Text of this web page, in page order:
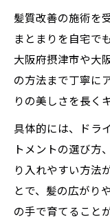
髪質改善の施術を
まとまりを自宅で
大阪府摂津市や大
の方法まで丁寧に
りの美しさを長く
具体的には、ドラ
トメントの選び方
り入れやすい方法
とで、髪の広がり
の手で育てること